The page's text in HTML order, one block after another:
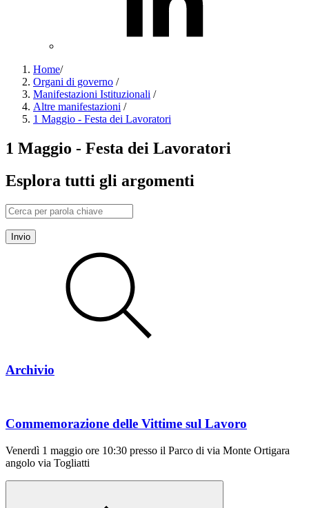
Home/
Organi di governo /
Manifestazioni Istituzionali /
Altre manifestazioni /
1 Maggio - Festa dei Lavoratori
1 Maggio - Festa dei Lavoratori
Esplora tutti gli argomenti
Invio
Archivio
Commemorazione delle Vittime sul Lavoro
Venerdì 1 maggio ore 10:30 presso il Parco di via Monte Ortigara
angolo via Togliatti